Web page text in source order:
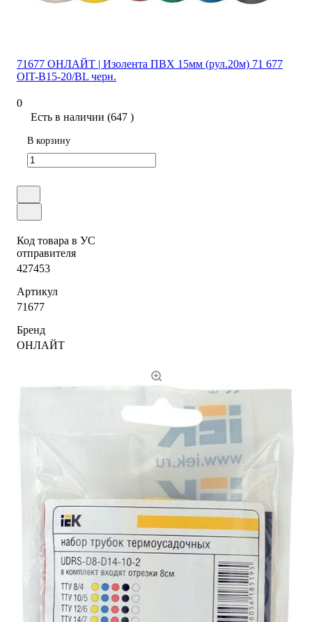
71677 ОНЛАЙТ | Изолента ПВХ 15мм (рул.20м) 71 677
OIT-B15-20/BL черн.
0
Есть в наличии (647 )
В корзину
Код товара в УС
отправителя
427453
Артикул
71677
Бренд
ОНЛАЙТ